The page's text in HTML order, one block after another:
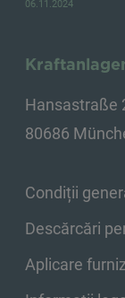
06.11.2024
Hansastraße
80686
Condiții
Descărcări
Aplicare